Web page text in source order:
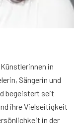
in
Sängerin und
begeistert seit
ihre Vielseitigkeit
in der